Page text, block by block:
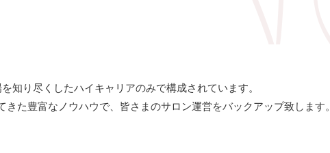
知り尽くしたハイキャリアのみで構成されています。
た豊富なノウハウで、皆さまのサロン運営をバックアップ致します。